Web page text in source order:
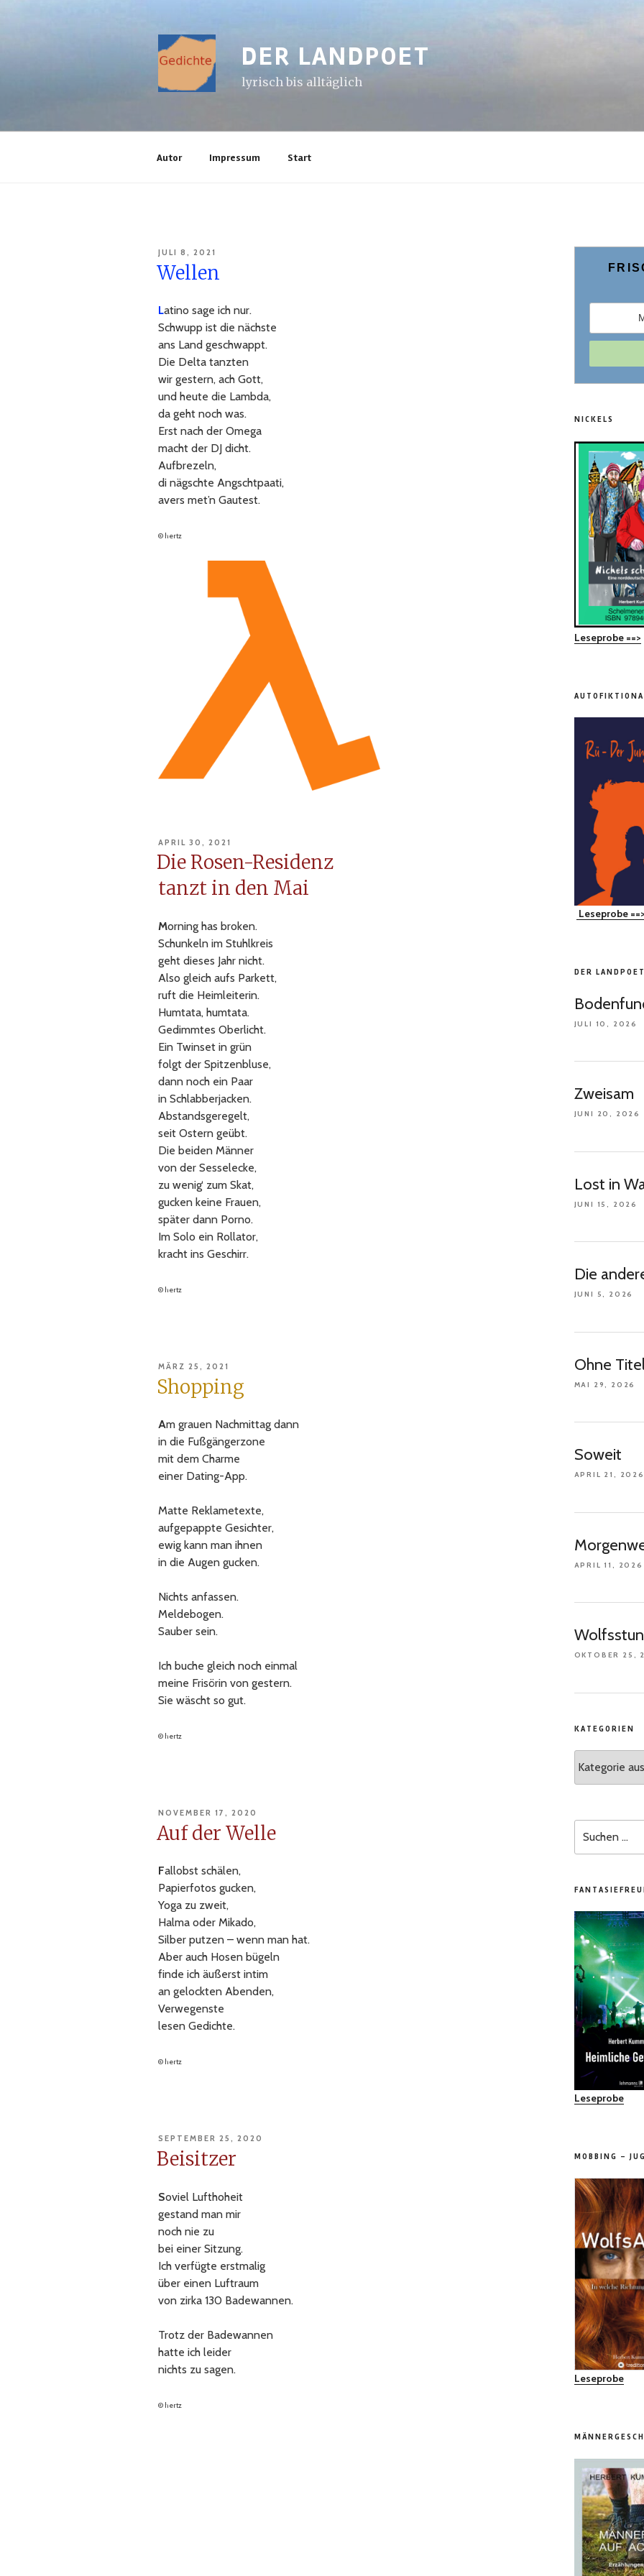
DER LANDPOET
lyrisch bis alltäglich
Autor Impressum Start
VERÖFFENTLICHT
AM
JULI 8, 2021
Wellen
Latino sage ich nur.
Schwupp ist die nächste
ans Land geschwappt.
Die Delta tanzten
wir gestern, ach Gott,
und heute die Lambda,
da geht noch was.
Erst nach der Omega
macht der DJ dicht.
Aufbrezeln,
di nägschte Angschtpaati,
avers met’n Gautest.
© hertz
VERÖFFENTLICHT
AM
APRIL 30, 2021
Die Rosen-Residenz
tanzt in den Mai
Morning has broken.
Schunkeln im Stuhlkreis
geht dieses Jahr nicht.
Also gleich aufs Parkett,
ruft die Heimleiterin.
Humtata, humtata.
Gedimmtes Oberlicht.
Ein Twinset in grün
folgt der Spitzenbluse,
dann noch ein Paar
in Schlabberjacken.
Abstandsgeregelt,
seit Ostern geübt.
Die beiden Männer
von der Sesselecke,
zu wenig‘ zum Skat,
gucken keine Frauen,
später dann Porno.
Im Solo ein Rollator,
kracht ins Geschirr.
© hertz
VERÖFFENTLICHT
AM
MÄRZ 25, 2021
Shopping
Am grauen Nachmittag dann
in die Fußgängerzone
mit dem Charme
einer Dating-App.
Matte Reklametexte,
aufgepappte Gesichter,
ewig kann man ihnen
in die Augen gucken.
Nichts anfassen.
Meldebogen.
Sauber sein.
Ich buche gleich noch einmal
meine Frisörin von gestern.
Sie wäscht so gut.
© hertz
VERÖFFENTLICHT
AM
NOVEMBER 17, 2020
Auf der Welle
Fallobst schälen,
Papierfotos gucken,
Yoga zu zweit,
Halma oder Mikado,
Silber putzen – wenn man hat.
Aber auch Hosen bügeln
finde ich äußerst intim
an gelockten Abenden,
Verwegenste
lesen Gedichte.
© hertz
VERÖFFENTLICHT
AM
SEPTEMBER 25, 2020
Beisitzer
Soviel Lufthoheit
gestand man mir
noch nie zu
bei einer Sitzung.
Ich verfügte erstmalig
über einen Luftraum
von zirka 130 Badewannen.
Trotz der Badewannen
hatte ich leider
nichts zu sagen.
© hertz
NICKELS
Leseprobe ==>
Leseprobe ==>
DER LANDPOET
JULI 10, 2026
Zweisam
JUNI 20, 2026
Lost in
JUNI 15, 2026
Die
JUNI 5, 2026
Ohne
MAI 29, 2026
Soweit
APRIL 21, 2026
APRIL 11, 2026
OKTOBER 25,
KATEGORIEN
nach:
Leseprobe
MOBBING –
Leseprobe